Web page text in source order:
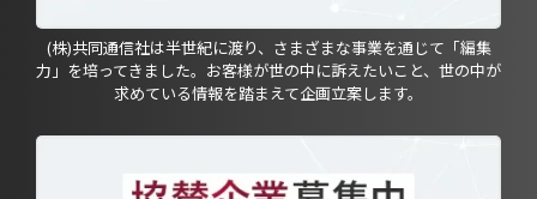
(株)共同通信社は半世紀に渡り、さまざまな事業を通じて「編集
力」を培ってきました。お客様が世の中に訴えたいこと、世の中が
求めている情報を踏まえて企画立案します。